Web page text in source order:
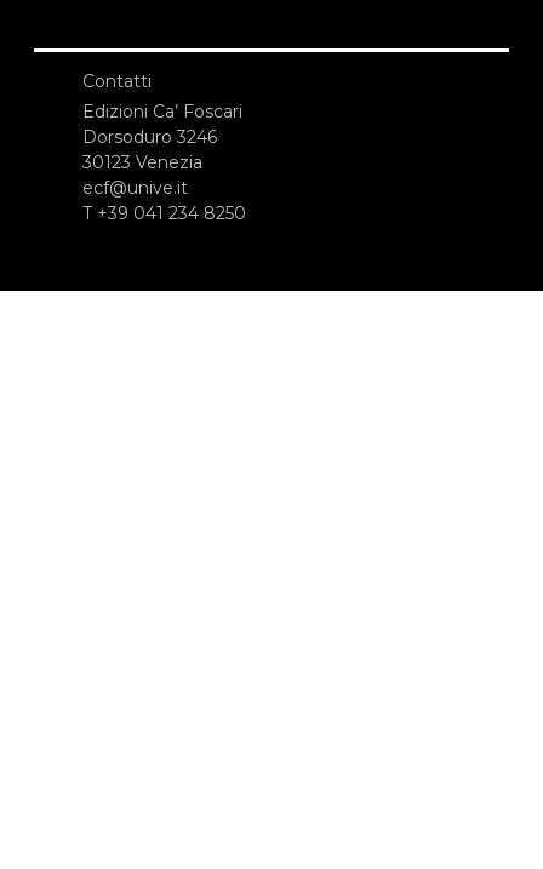
Contatti
Edizioni Ca’ Foscari
Dorsoduro 3246
30123 Venezia
ecf@unive.it
T +39 041 234 8250